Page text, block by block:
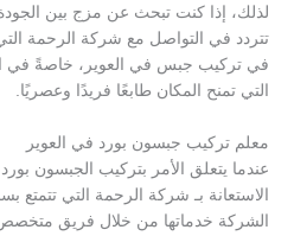
لذلك، إذا كنت تبحث عن مزج بين الجودة
تتردد في التواصل مع شركة الرحمة
في تركيب جبس في العوير، خاصةً في
التي تمنح المكان طابعًا فريدًا وعصريًا.
معلم تركيب جبسون بورد في العوير
عندما يتعلق الأمر بتركيب الجبسون
الاستعانة بـ شركة الرحمة التي تتمتع
الشركة خدماتها من خلال فريق